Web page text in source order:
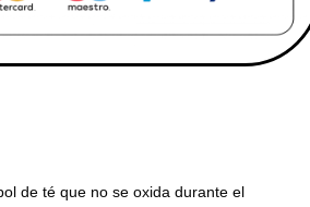
de té que no se oxida durante el